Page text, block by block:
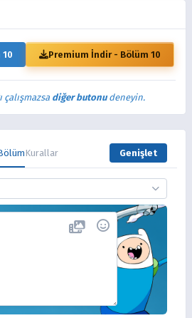
Premium İndir - Bölüm 10
diğer butonudeneyin.
Kurallar Genişlet